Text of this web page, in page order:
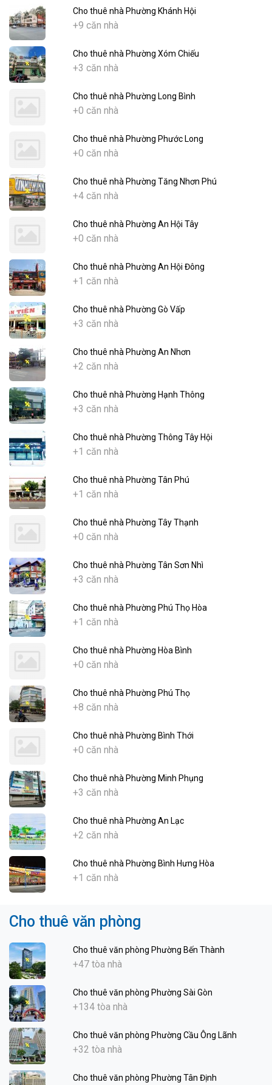
Cho thuê nhà Phường Khánh Hội
+9 căn nhà
Cho thuê nhà Phường Xóm Chiếu
+3 căn nhà
Cho thuê nhà Phường Long Bình
+0 căn nhà
Cho thuê nhà Phường Phước Long
+0 căn nhà
Cho thuê nhà Phường Tăng Nhơn Phú
+4 căn nhà
Cho thuê nhà Phường An Hội Tây
+0 căn nhà
Cho thuê nhà Phường An Hội Đông
+1 căn nhà
Cho thuê nhà Phường Gò Vấp
+3 căn nhà
Cho thuê nhà Phường An Nhơn
+2 căn nhà
Cho thuê nhà Phường Hạnh Thông
+3 căn nhà
Cho thuê nhà Phường Thông Tây Hội
+1 căn nhà
Cho thuê nhà Phường Tân Phú
+1 căn nhà
Cho thuê nhà Phường Tây Thạnh
+0 căn nhà
Cho thuê nhà Phường Tân Sơn Nhì
+3 căn nhà
Cho thuê nhà Phường Phú Thọ Hòa
+1 căn nhà
Cho thuê nhà Phường Hòa Bình
+0 căn nhà
Cho thuê nhà Phường Phú Thọ
+8 căn nhà
Cho thuê nhà Phường Bình Thới
+0 căn nhà
Cho thuê nhà Phường Minh Phụng
+3 căn nhà
Cho thuê nhà Phường An Lạc
+2 căn nhà
Cho thuê nhà Phường Bình Hưng Hòa
+1 căn nhà
Cho thuê văn phòng
Cho thuê văn phòng Phường Bến Thành
+47 tòa nhà
Cho thuê văn phòng Phường Sài Gòn
+134 tòa nhà
Cho thuê văn phòng Phường Cầu Ông Lãnh
+32 tòa nhà
Cho thuê văn phòng Phường Tân Định